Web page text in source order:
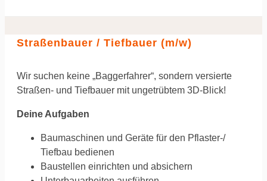
Straßenbauer / Tiefbauer (m/w)
Wir suchen keine „Baggerfahrer“, sondern versierte
Straßen- und Tiefbauer mit ungetrübtem 3D-Blick!
Deine Aufgaben
Baumaschinen und Geräte für den Pflaster-/
Tiefbau bedienen
Baustellen einrichten und absichern